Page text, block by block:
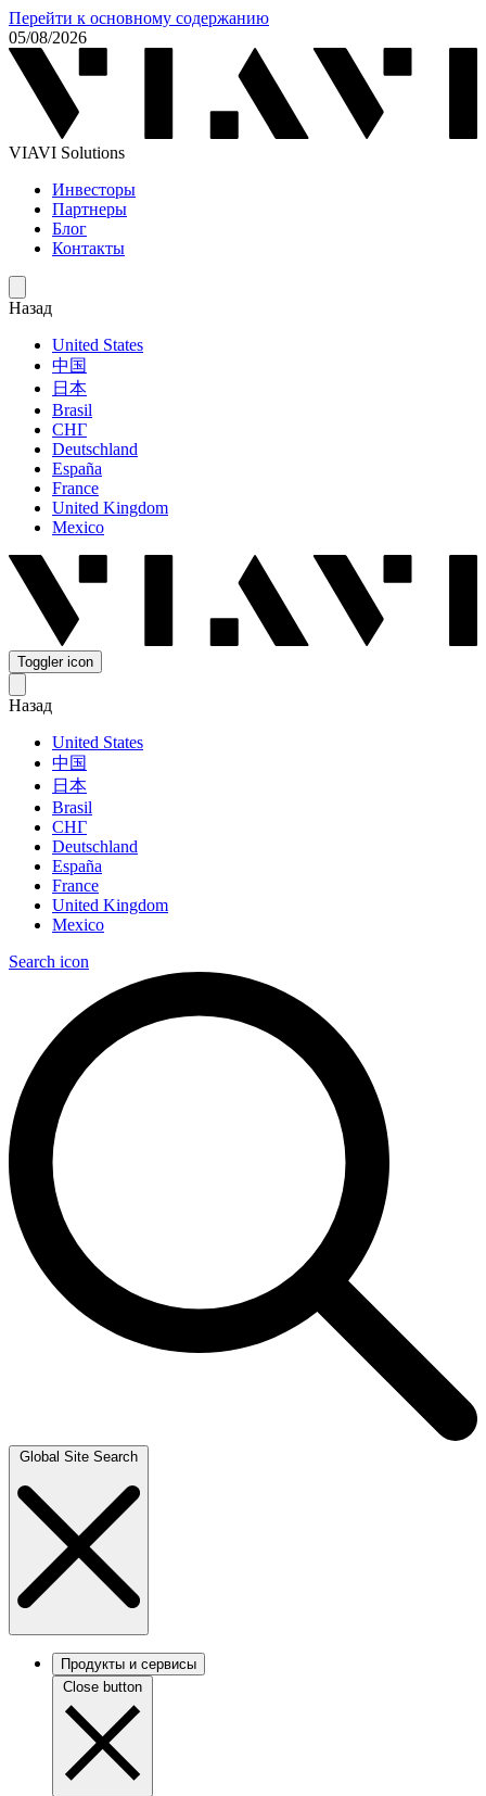
Перейти к основному содержанию
05/08/2026
VIAVI Solutions
Инвесторы
Партнеры
Блог
Контакты
Назад
United States
中国
日本
Brasil
СНГ
Deutschland
España
France
United Kingdom
Mexico
Toggler icon
Назад
United States
中国
日本
Brasil
СНГ
Deutschland
España
France
United Kingdom
Mexico
Search icon
Global Site Search
Продукты и сервисы
Close button